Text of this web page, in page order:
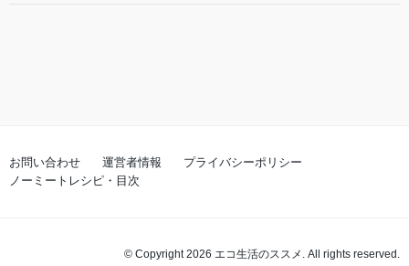
お問い合わせ 運営者情報
プライバシーポリシー
ノーミートレシピ・目次
© Copyright 2026 エコ生活のススメ. All rights reserved.